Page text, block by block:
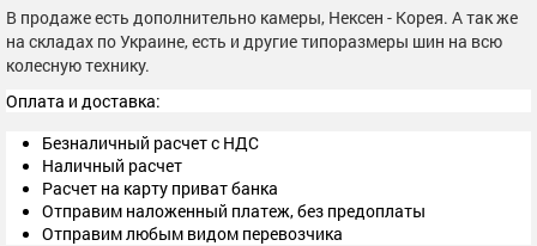
В продаже есть дополнительно камеры, Нексен - Корея. А так же
на складах по Украине, есть и другие типоразмеры шин на всю
колесную технику.
Оплата и доставка:
Безналичный расчет с НДС
Наличный расчет
Расчет на карту приват банка
Отправим наложенный платеж, без предоплаты
Отправим любым видом перевозчика